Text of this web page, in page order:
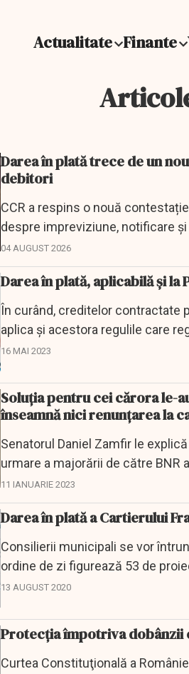
Actualitate Finante
Darea în plată trece de un
debitori
CCR a respins o nouă
despre impreviziune, notificare
04 AUGUST 2026
Darea în plată, aplicabilă și la
În curând, creditelor contractate
aplica și acestora regulile care
16 MAI 2023
Soluţia pentru cei cărora le-
înseamnă nici renunţarea la
Senatorul Daniel Zamfir le
urmare a majorării de către BNR
11 IANUARIE 2023
Darea în plată a Cartierului
Consilierii municipali se vor
ordine de zi figurează 53 de
a...
13 AUGUST 2020
Protecția împotriva dobânzii
Curtea Constituţională a